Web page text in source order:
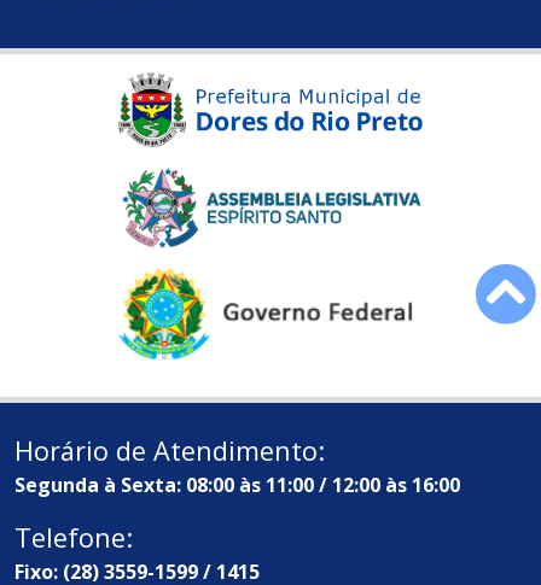
Horário de Atendimento:
Segunda à Sexta: 08:00 às 11:00 / 12:00 às 16:00
Telefone:
Fixo: (28) 3559-1599 / 1415